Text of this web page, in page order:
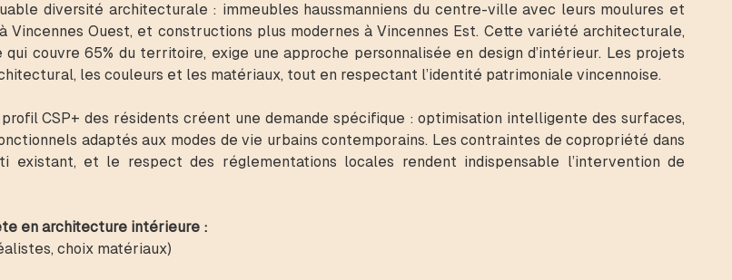
diversité architecturale : immeubles haussmanniens du centre-ville avec leurs moulures et
Ouest, et constructions plus modernes à Vincennes Est. Cette variété architecturale,
couvre 65% du territoire, exige une approche personnalisée en design d’intérieur. Les projets
les couleurs et les matériaux, tout en respectant l’identité patrimoniale vincennoise.
CSP+ des résidents créent une demande spécifique : optimisation intelligente des surfaces,
adaptés aux modes de vie urbains contemporains. Les contraintes de copropriété dans
existant, et le respect des réglementations locales rendent indispensable l’intervention de
en architecture intérieure :
choix matériaux)